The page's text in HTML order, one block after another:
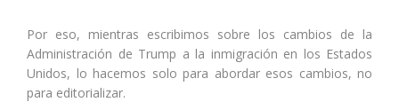
Por eso, mientras escribimos sobre los cambios de la
Administración de Trump a la inmigración en los Estados
Unidos, lo hacemos solo para abordar esos cambios, no
para editorializar.